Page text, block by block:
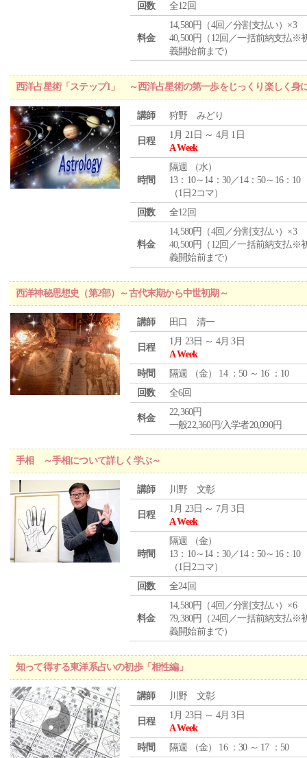
回数
全12回
料金
14,580円（4回／分割支払い）×3
40,500円（12回／一括前納支払※
義開始前まで）
西洋占星術「ステップ1」 ～西洋占星術の第一歩をじっくり楽しく身
講師 狩野 みどり
日程
1月 21日 ～ 4月 1日
A Week
時間
隔週 （水）
13：10～14：30／14：50～16：10
（1日2コマ）
回数
全12回
料金
14,580円（4回／分割支払い）×3
40,500円（12回／一括前納支払※
義開始前まで）
西洋神秘思想史（第2部）～古代末期から中世初期～
講師 田口 清一
日程
1月 23日 ～ 4月 3日
A Week
時間
隔週 （金） 14 ：50 ～ 16 ：10
回数
全6回
料金
22,360円
一般22,360円/入学者20,090円
手相 ～手相について詳しく学ぶ～
講師 川野 文彰
日程
1月 23日 ～ 7月 3日
A Week
時間
隔週 （金）
13：10～14：30／14：50～16：10
（1日2コマ）
回数
全24回
料金
14,580円（4回／分割支払い）×6
79,380円（24回／一括前納支払※
義開始前まで）
知って得する東洋系占いの初歩「相性編」
講師 川野 文彰
日程
1月 23日 ～ 4月 3日
A Week
時間
隔週 （金） 16 ：30 ～ 17 ：50